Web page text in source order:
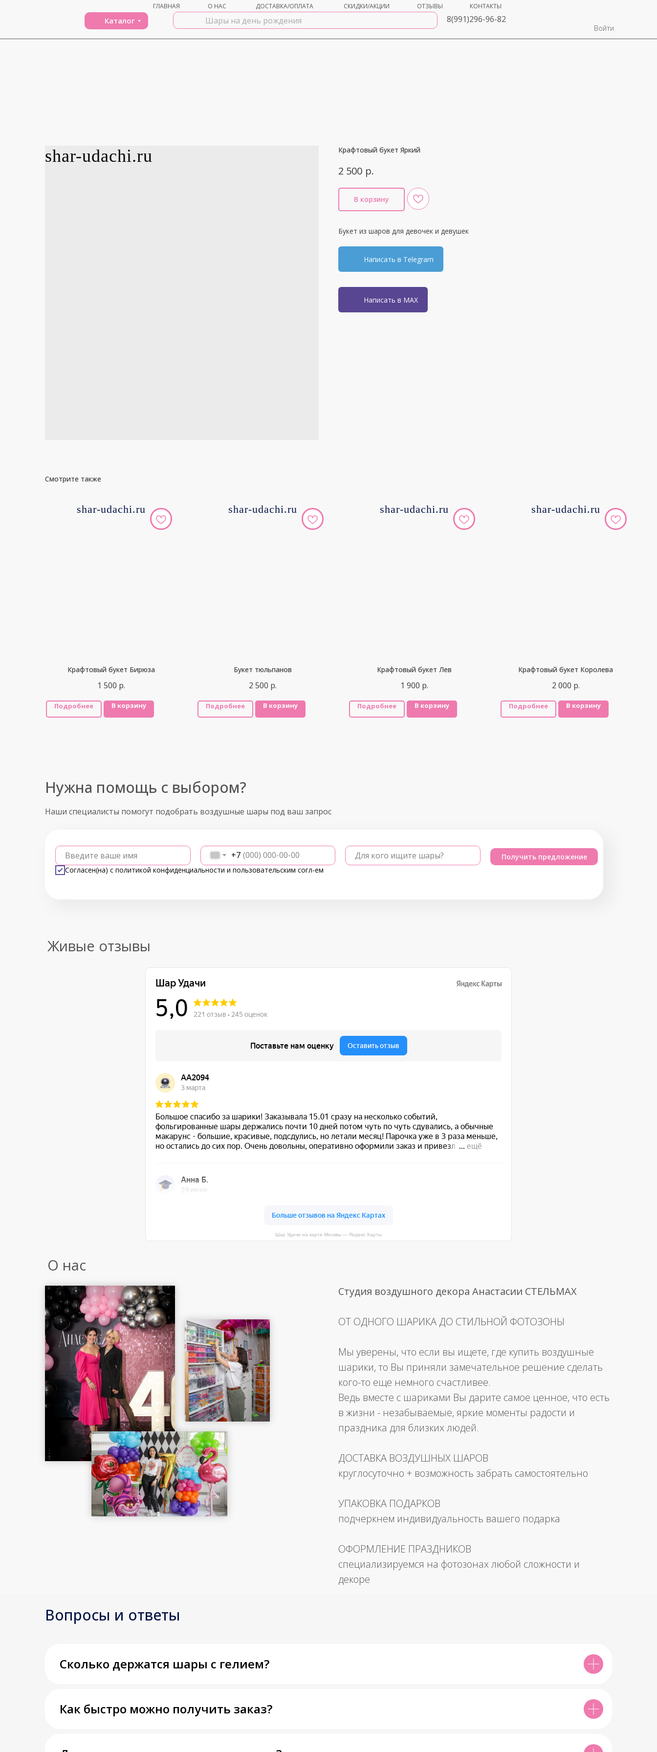
О НАС
ГЛАВНАЯ СКИДКИ/АКЦИИ
ДОСТАВКА/ОПЛАТА ОТЗЫВЫ КОНТАКТЫ
Каталог
Войти
8(991)296-96-82
shar-udachi.ru shar-udachi.ruКрафтовый букет Яркий
2 500 р.
В корзину
Букет из шаров для девочек и девушек
Написать в Telegram
Написать в MAX
Смотрите также
shar-udachi.ru
Крафтовый букет Бирюза
1 500 р.
Подробнее В корзину
shar-udachi.ru
Букет тюльпанов
2 500 р.
Подробнее В корзину
shar-udachi.ru
Крафтовый букет Лев
1 900 р.
Подробнее В корзину
shar-udachi.ru
Крафтовый букет Королева
2 000 р.
Подробнее В корзину
Наши специалисты помогут подобрать воздушные шары под ваш запрос
Введите ваше имя +7 Для кого ищите шары?
Согласен(на) с политикой конфиденциальности и пользовательским согл-ем
Получить предложение
Нужна помощь с выбором?
Живые отзывы
Шар Удачи на карте Москвы — Яндекс Карты
О нас
Студия воздушного декора Анастасии СТЕЛЬМАХ
ОТ ОДНОГО ШАРИКА ДО СТИЛЬНОЙ ФОТОЗОНЫ
Мы уверены, что если вы ищете, где купить воздушные
шарики, то Вы приняли замечательное решение сделать
кого-то еще немного счастливее.
Ведь вместе с шариками Вы дарите самое ценное, что есть
в жизни - незабываемые, яркие моменты радости и
праздника для близких людей.
ДОСТАВКА ВОЗДУШНЫХ ШАРОВ
круглосуточно + возможность забрать самостоятельно
УПАКОВКА ПОДАРКОВ
подчеркнем индивидуальность вашего подарка
ОФОРМЛЕНИЕ ПРАЗДНИКОВ
специализируемся на фотозонах любой сложности и
декоре
Вопросы и ответы
Сколько держатся шары с гелием?
Как быстро можно получить заказ?